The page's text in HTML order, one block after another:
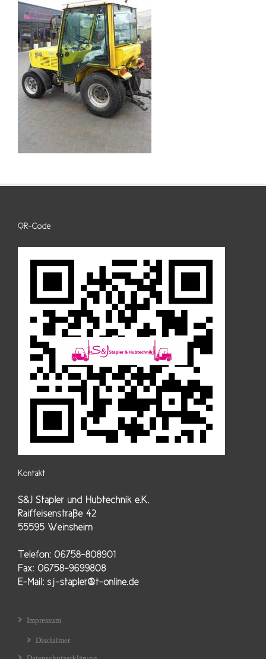
Impressum
Disclaimer